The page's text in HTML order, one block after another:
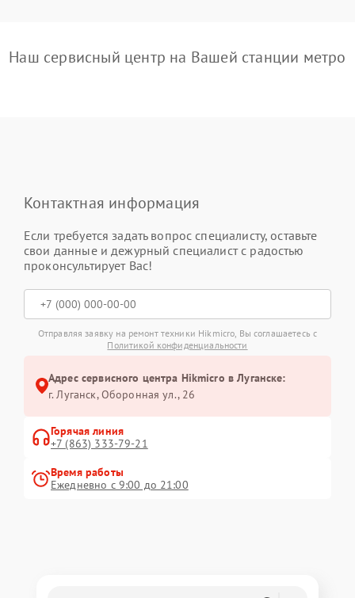
Наш сервисный центр на Вашей станции метро
Контактная информация
Если требуется задать вопрос специалисту, оставьте
свои данные и дежурный специалист с радостью
проконсультирует Вас!
Отправляя заявку на ремонт техники Hikmicro, Вы соглашаетесь с
Политикой конфиденциальности
Адрес сервисного центра Hikmicro в Луганске:
г. Луганск, Оборонная ул., 26
Горячая линия
+7 (863) 333-79-21
Время работы
Ежедневно с 9:00 до 21:00